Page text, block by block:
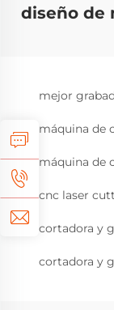
diseño de
mejor
máquina de
máquina de
cnc laser
cortadora y
cortadora y